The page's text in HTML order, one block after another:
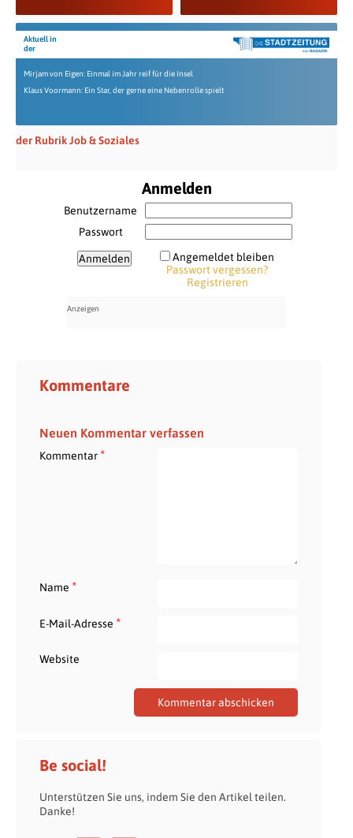
Aktuell in
der
Mirjam von Eigen: Einmal im Jahr reif für die Insel
Klaus Voormann: Ein Star, der gerne eine Nebenrolle spielt
der Rubrik Job & Soziales
Anmelden
Benutzername
Passwort
Angemeldet bleiben
Passwort vergessen?
Registrieren
Kommentare
Neuen Kommentar verfassen
Kommentar*
Name *
E-Mail-Adresse *
Website
Be social!
Unterstützen Sie uns, indem Sie den Artikel teilen.
Danke!